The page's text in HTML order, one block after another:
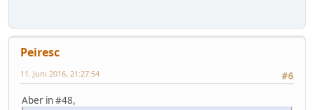
Peiresc
#6
11. Juni 2016, 21:27:54
Aber in #48,